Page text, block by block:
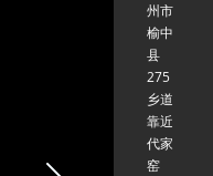
州市
榆中
县
275
乡道
靠近
代家
窑